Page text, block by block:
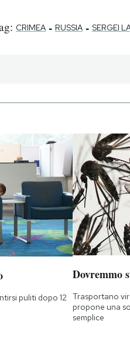
CRIMEA - RUSSIA - SERGEI
puliti dopo 12
Dovremmo
Trasportano
propone una
semplice